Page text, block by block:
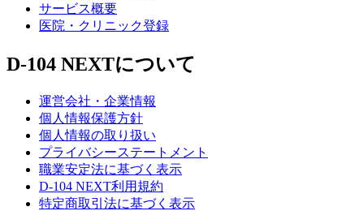
サービス概要
医院・クリニック登録
D-104 NEXTについて
運営会社・企業情報
個人情報保護方針
個人情報の取り扱い
プライバシーステートメント
職業安定法に基づく表示
D-104 NEXT利用規約
特定商取引法に基づく表示